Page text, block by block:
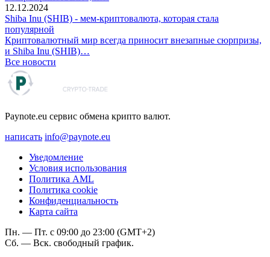
12.12.2024
Shiba Inu (SHIB) - мем-криптовалюта, которая стала
популярной
Криптовалютный мир всегда приносит внезапные сюрпризы,
и Shiba Inu (SHIB)…
Все новости
Paynote.eu сервис обмена крипто валют.
написать info@paynote.eu
Уведомление
Условия использования
Политика AML
Политика coоkie
Конфиденциальность
Карта сайта
Пн. — Пт. с 09:00 до 23:00 (GMT+2)
Сб. — Вск. свободный график.